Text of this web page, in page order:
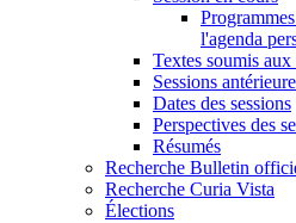
l'agenda
Textes soumis
Sessions
Dates des sessions
Perspectives des
Résumés
Recherche Bulletin
Recherche Curia Vista
Élections